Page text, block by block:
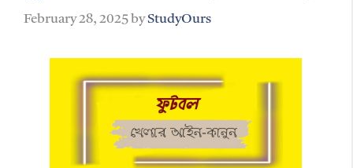
February 28, 2025 byStudyOurs